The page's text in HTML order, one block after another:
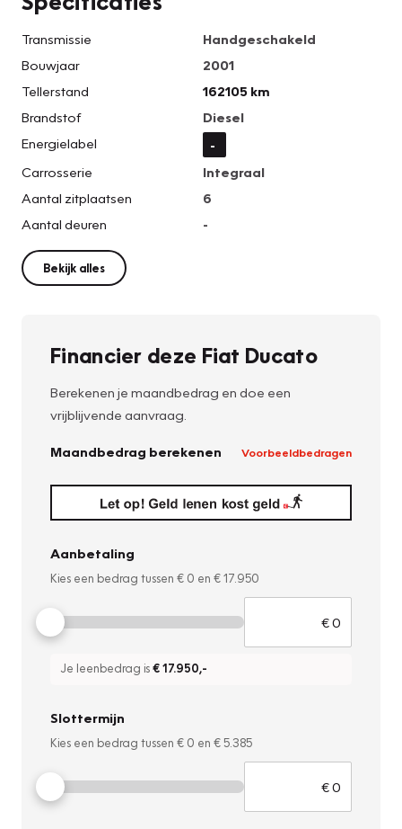
Transmissie
Handgeschakeld
Bouwjaar
2001
Tellerstand
162105 km
Brandstof
Diesel
Energielabel
-
Carrosserie
Integraal
Aantal zitplaatsen
6
Aantal deuren
-
Bekijk alles
Financier deze Fiat Ducato
Berekenen je maandbedrag en doe een
vrijblijvende aanvraag.
Maandbedrag berekenen Voorbeeldbedragen
Aanbetaling
Kies een bedrag tussen € 0 en € 17.950
Je leenbedrag is€ 17.950,-
Slottermijn
Kies een bedrag tussen € 0 en € 5.385